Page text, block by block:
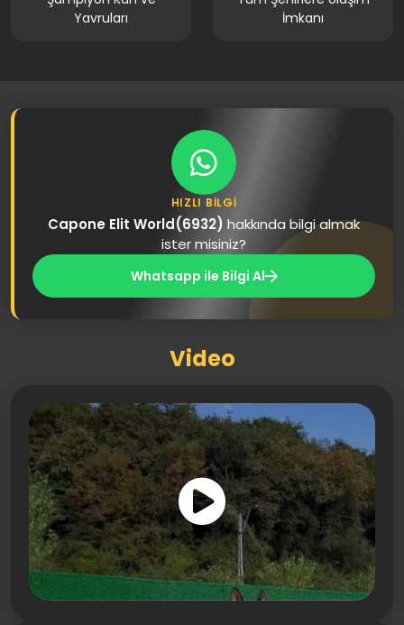
Yavruları
İmkanı
HIZLI BILGI
Capone Elit World(6932) hakkında bilgi almak
ister misiniz?
Whatsapp ile Bilgi Al
Video